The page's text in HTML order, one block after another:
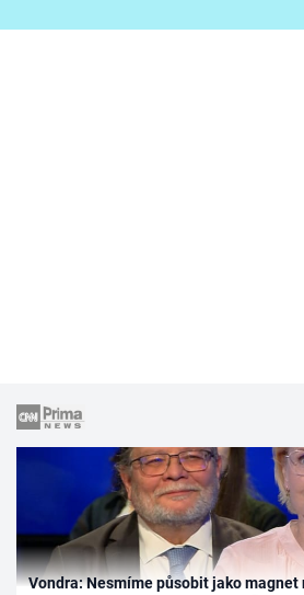
Vondra: Nesmíme působit jako magnet